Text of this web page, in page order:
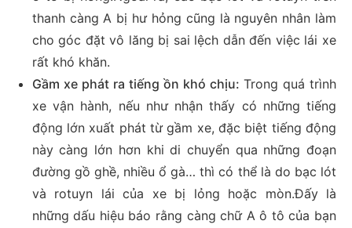
thanh càng A bị hư hỏng cũng là nguyên nhân làm
cho góc đặt vô lăng bị sai lệch dẫn đến việc lái xe
rất khó khăn.
Gầm xe phát ra tiếng ồn khó chịu: Trong quá trình
xe vận hành, nếu như nhận thấy có những tiếng
động lớn xuất phát từ gầm xe, đặc biệt tiếng động
này càng lớn hơn khi di chuyển qua những đoạn
đường gồ ghề, nhiều ổ gà… thì có thể là do bạc lót
và rotuyn lái của xe bị lỏng hoặc mòn.Đấy là
những dấu hiệu báo rằng càng chữ A ô tô của bạn